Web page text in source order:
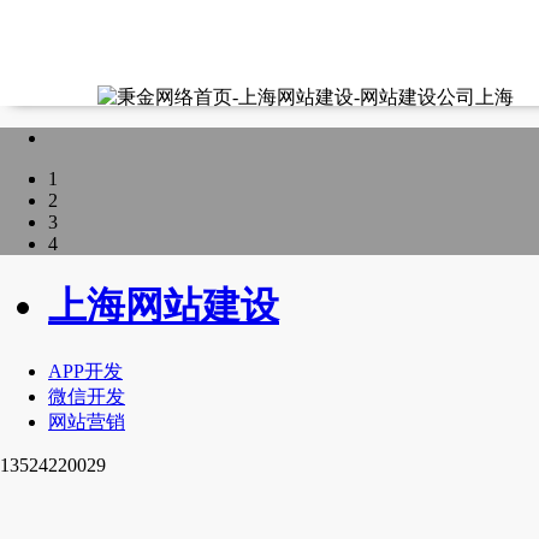
1
2
3
4
上海网站建设
APP开发
微信开发
网站营销
13524220029